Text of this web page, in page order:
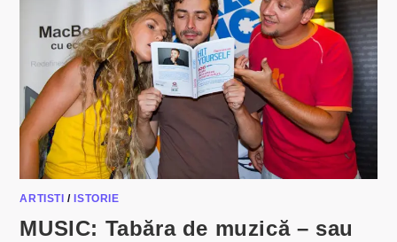
ARTISTI / ISTORIE
MUSIC: Tabăra de muzică – sau